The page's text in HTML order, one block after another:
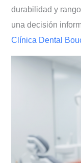
durabilidad y
una decisión
Clínica Dental